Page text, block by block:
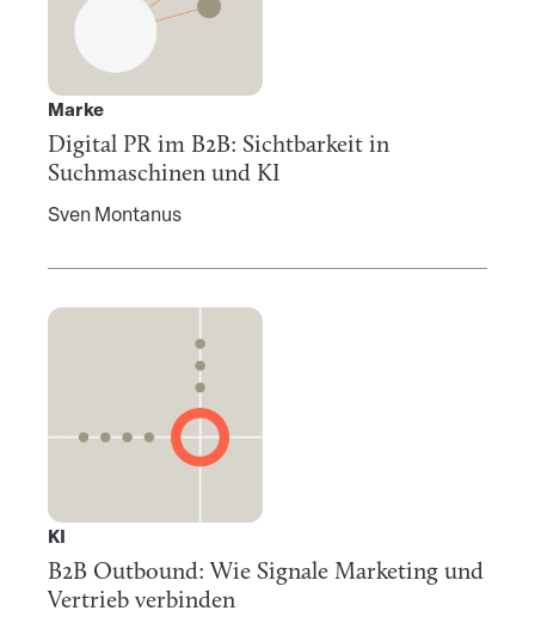
Marke
Digital PR im B2B: Sichtbarkeit in
Suchmaschinen und KI
Sven Montanus
KI
B2B Outbound: Wie Signale Marketing und
Vertrieb verbinden